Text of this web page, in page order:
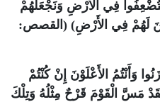
فِي الأَرْضِ وَنَجْعَلَهُمْ
لَهُمْ فِي الأَرْضِ) (القصص:
وَأَنْتُمُ الأَعْلَوْنَ إِنْ كُنْتُمْ
مَسَّ الْقَوْمَ قَرْحٌ مِثْلُهُ وَتِلْكَ